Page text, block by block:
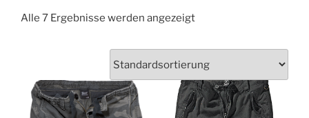
Alle 7 Ergebnisse werden angezeigt